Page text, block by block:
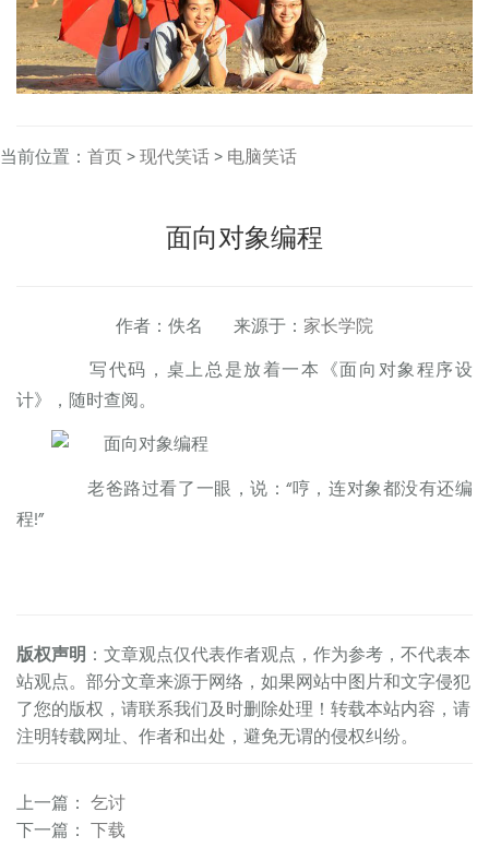
当前位置： 首页>现代笑话>电脑笑话
面向对象编程
作者：佚名 来源于： 家长学院
写代码，桌上总是放着一本《面向对象程序设
计》，随时查阅。
老爸路过看了一眼，说：“哼，连对象都没有还编
程!”
版权声明 ：文章观点仅代表作者观点，作为参考，不代表本
站观点。部分文章来源于网络，如果网站中图片和文字侵犯
了您的版权，请联系我们及时删除处理！转载本站内容，请
注明转载网址、作者和出处，避免无谓的侵权纠纷。
上一篇 ： 乞讨
下一篇 ： 下载